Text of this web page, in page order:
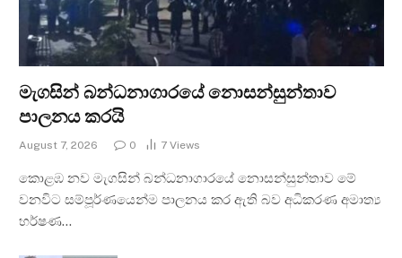
මැගසින් බන්ධනාගාරයේ නොසන්සුන්තාව
පාලනය කරයි
August 7, 2026 0 7 Views
කොළඹ නව මැගසින් බන්ධනාගාරයේ නොසන්සුන්තාව මේ
වනවිට සම්පූර්ණයෙන්ම පාලනය කර ඇති බව අධිකරණ අමාත්‍ය
හර්ෂණ…